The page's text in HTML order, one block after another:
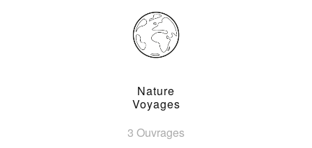
Nature
Voyages
3 Ouvrages